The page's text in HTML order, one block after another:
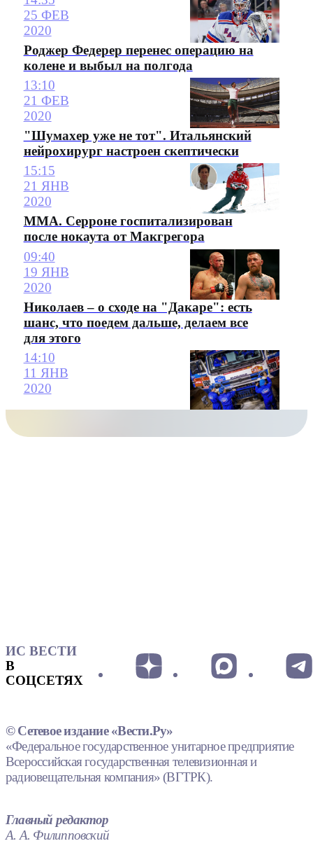
25 ФЕВ
2020
Роджер Федерер перенес операцию на
колене и выбыл на полгода
13:10
21 ФЕВ
2020
"Шумахер уже не тот". Итальянский
нейрохирург настроен скептически
15:15
21 ЯНВ
2020
ММА. Серроне госпитализирован
после нокаута от Макгрегора
09:40
19 ЯНВ
2020
Николаев – о сходе на "Дакаре": есть
шанс, что поедем дальше, делаем все
для этого
14:10
11 ЯНВ
2020
ИС ВЕСТИ
В
СОЦСЕТЯХ
© Сетевое издание «Вести.Ру»
«Федеральное государственное унитарное предприятие
Всероссийская государственная телевизионная и
радиовещательная компания» (ВГТРК).
Главный редактор
А. А. Филипповский